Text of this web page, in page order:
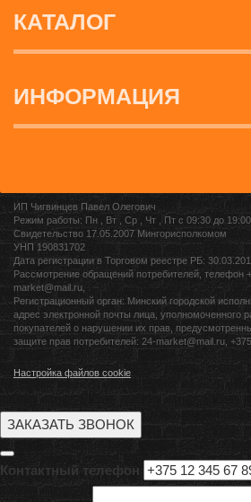
КАТАЛОГ
ИНФОРМАЦИЯ
ИП Чигвинцев Павел Олегович
Режим работы: Пн , Вт , Ср , Чт , Пт c 09:30 до 19:00
Свидетельство 17.05.2007 Мингорисполкомом
УНП 190831702
Дата регистрации в Торговом реестре РБ:
Рассмотрение обращений потребителей, телефон
market@mail.ru,
Регистрационный орган: Минский городской
адрес электронной почты лица, уполномоченного
покупателей о нарушении их прав,
защите прав потребителей: 24-market@mail.ru,
Настройка файлов cookie
ЗАКАЗАТЬ ЗВОНОК
Контактный телефон